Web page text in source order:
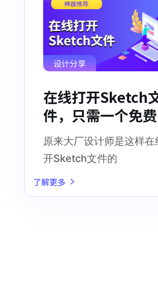
设计分享
在线打开Sketch
件，只需一个免
器！
原来大厂设计师是这样在
开Sketch文件的
了解更多